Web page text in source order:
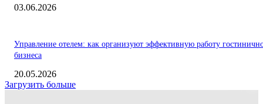
03.06.2026
Управление отелем: как организуют эффективную работу
бизнеса
20.05.2026
Загрузить больше